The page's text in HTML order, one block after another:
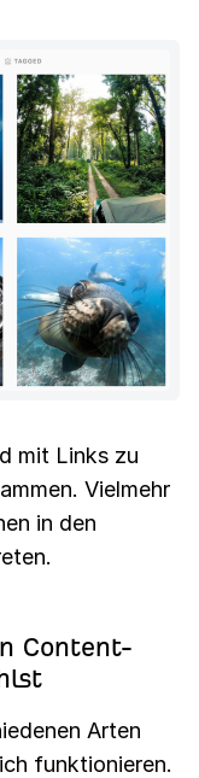
mit Links zu
Vielmehr
in den
Content-
Arten
funktionieren.